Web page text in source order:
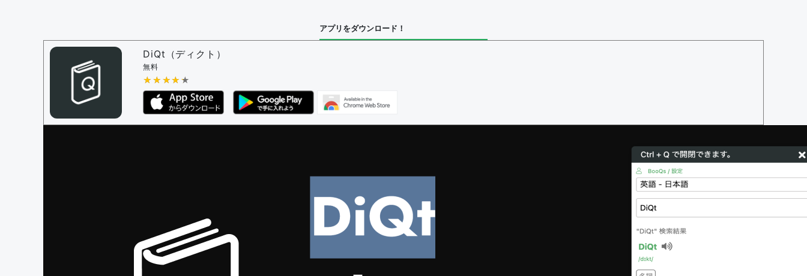
問題の編集権限を持つユーザー -
審査に対する投票権限を持つユーザー -
決定に必要な投票数 -1
編集ガイドライン
アプリをダウンロード！
DiQt（ディクト）
無料
★★★★★
★★★★★